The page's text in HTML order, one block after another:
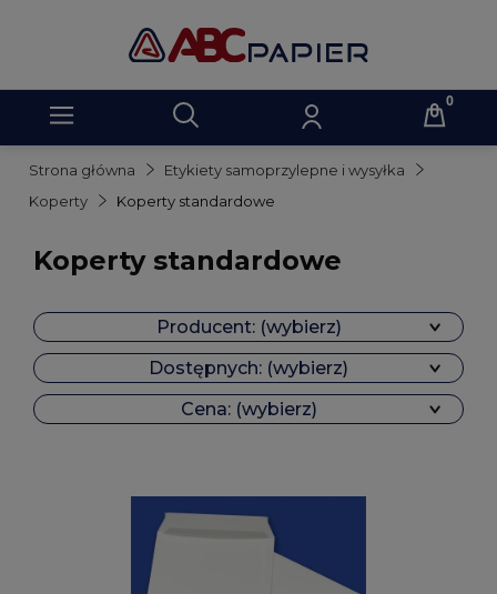
Strona główna
Etykiety samoprzylepne i wysyłka
Koperty
Koperty standardowe
Koperty standardowe
Producent: (wybierz)
Dostępnych: (wybierz)
Cena: (wybierz)